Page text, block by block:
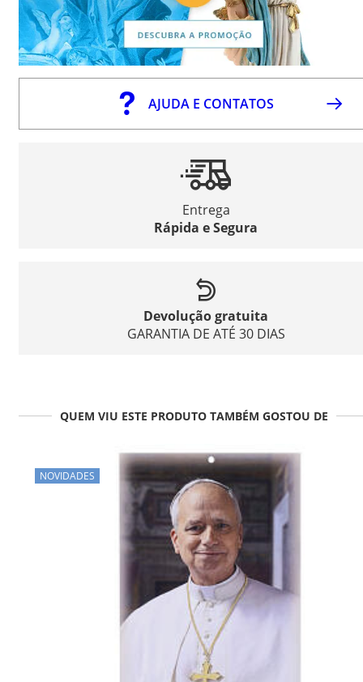
AJUDA E CONTATOS
Entrega
Rápida e Segura
Devolução gratuita
GARANTIA DE ATÉ 30 DIAS
QUEM VIU ESTE PRODUTO TAMBÉM GOSTOU DE
NOVIDADES